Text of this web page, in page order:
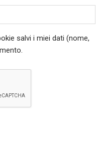
salvi i miei dati (nome,